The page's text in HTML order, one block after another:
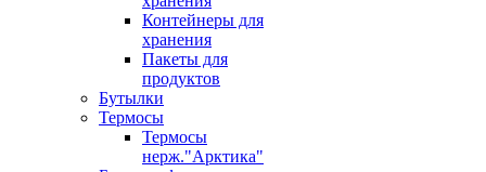
Контейнеры для
хранения
Пакеты для
продуктов
Бутылки
Термосы
Термосы
нерж."Арктика"